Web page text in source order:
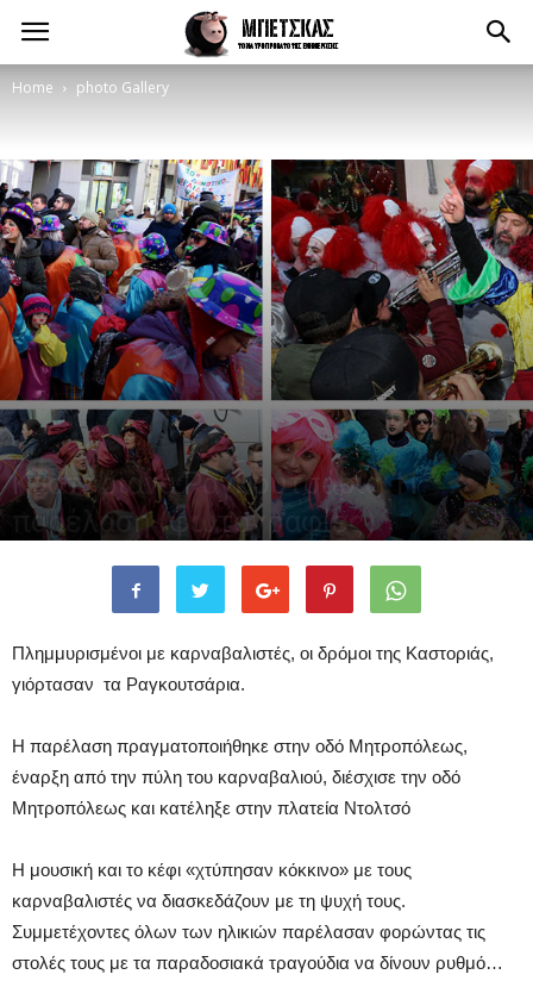
Home photo Gallery
Καστοριανά Ραγκουτσάρια: Η
παρέλαση (φωτογραφίες)
Πλημμυρισμένοι με καρναβαλιστές, οι δρόμοι της Καστοριάς,
γιόρτασαν τα Ραγκουτσάρια.
Η παρέλαση πραγματοποιήθηκε στην οδό Μητροπόλεως,
έναρξη από την πύλη του καρναβαλιού, διέσχισε την οδό
Μητροπόλεως και κατέληξε στην πλατεία Ντολτσό
Η μουσική και το κέφι «χτύπησαν κόκκινο» με τους
καρναβαλιστές να διασκεδάζουν με τη ψυχή τους.
Συμμετέχοντες όλων των ηλικιών παρέλασαν φορώντας τις
στολές τους με τα παραδοσιακά τραγούδια να δίνουν ρυθμό…